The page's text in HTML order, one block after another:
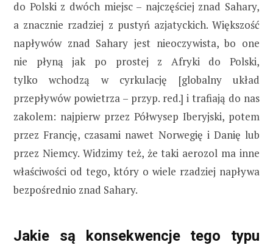
do Polski z dwóch miejsc – najczęściej znad Sahary,
a znacznie rzadziej z pustyń azjatyckich. Większość
napływów znad Sahary jest nieoczywista, bo one
nie płyną jak po prostej z Afryki do Polski,
tylko wchodzą w cyrkulację [globalny układ
przepływów powietrza – przyp. red.] i trafiają do nas
zakolem: najpierw przez Półwysep Iberyjski, potem
przez Francję, czasami nawet Norwegię i Danię lub
przez Niemcy. Widzimy też, że taki aerozol ma inne
właściwości od tego, który o wiele rzadziej napływa
bezpośrednio znad Sahary.
Jakie są konsekwencje tego typu